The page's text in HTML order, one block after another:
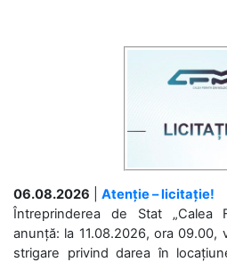
06.08.2026
Atenție – licitație!
Întreprinderea de Stat „Calea
anunță: la 11.08.2026, ora 09.00,
strigare privind darea în